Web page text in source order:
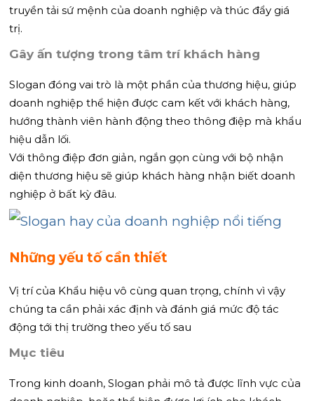
truyền tải sứ mệnh của doanh nghiệp và thúc đẩy giá
trị.
Gây ấn tượng trong tâm trí khách hàng
Slogan đóng vai trò là một phần của thương hiệu, giúp
doanh nghiệp thể hiện được cam kết với khách hàng,
hướng thành viên hành động theo thông điệp mà khẩu
hiệu dẫn lối.
Với thông điệp đơn giản, ngắn gọn cùng với bộ nhận
diện thương hiệu sẽ giúp khách hàng nhận biết doanh
nghiệp ở bất kỳ đâu.
Những yếu tố cần thiết
Vị trí của Khẩu hiệu vô cùng quan trọng, chính vì vậy
chúng ta cần phải xác định và đánh giá mức độ tác
động tới thị trường theo yếu tố sau
Mục tiêu
Trong kinh doanh, Slogan phải mô tả được lĩnh vực của